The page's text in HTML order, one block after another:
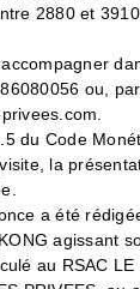
2880 et
ou,
du Code
la
a été
agissant
au RSAC